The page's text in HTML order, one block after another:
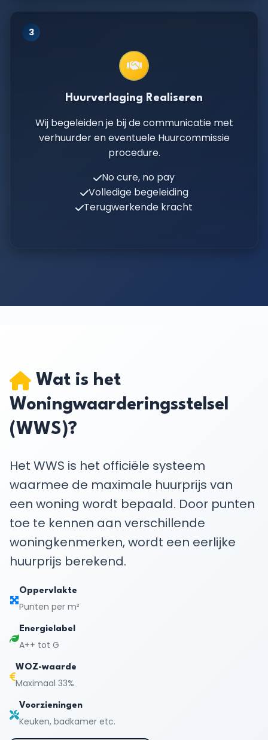
3
Huurverlaging Realiseren
Wij begeleiden je bij de communicatie met
verhuurder en eventuele Huurcommissie
procedure.
No cure, no pay
Volledige begeleiding
Terugwerkende kracht
Wat is het
Woningwaarderingsstelsel
(WWS)?
Het WWS is het officiële systeem
waarmee de maximale huurprijs van
een woning wordt bepaald. Door punten
toe te kennen aan verschillende
woningkenmerken, wordt een eerlijke
huurprijs berekend.
Oppervlakte
Punten per m²
Energielabel
A++ tot G
WOZ-waarde
Maximaal 33%
Voorzieningen
Keuken, badkamer etc.